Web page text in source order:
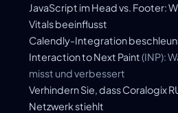
JavaScript im Head vs. Footer:
Vitals beeinflusst
Calendly-Integration
Interaction to Next Paint(INP):
misst und verbessert
Verhindern Sie, dass Coralogix
Netzwerk stiehlt